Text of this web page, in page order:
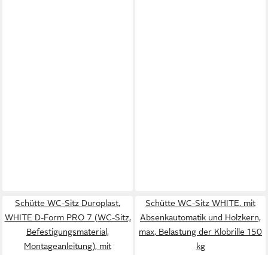
Schütte WC-Sitz Duroplast,
WHITE D-Form PRO 7 (WC-Sitz,
Befestigungsmaterial,
Montageanleitung), mit
Schütte WC-Sitz WHITE, mit
Absenkautomatik und Holzkern,
max, Belastung der Klobrille 150
kg